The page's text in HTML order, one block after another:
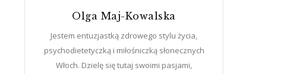
Olga Maj-Kowalska
Jestem entuzjastką zdrowego stylu życia,
psychodietetyczką i miłośniczką słonecznych
Włoch. Dzielę się tutaj swoimi pasjami,